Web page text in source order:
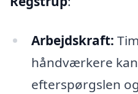
Arbejdskraft:
håndværkere
efterspørgslen